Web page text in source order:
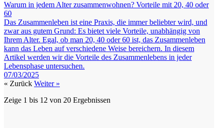
Warum in jedem Alter zusammenwohnen? Vorteile mit 20, 40 oder
60
Das Zusammenleben ist eine Praxis, die immer beliebter wird, und
zwar aus gutem Grund: Es bietet viele Vorteile, unabhängig von
Ihrem Alter. Egal, ob man 20, 40 oder 60 ist, das Zusammenleben
kann das Leben auf verschiedene Weise bereichern. In diesem
Artikel werden wir die Vorteile des Zusammenlebens in jeder
Lebensphase untersuchen.
07/03/2025
« Zurück Weiter »
Zeige 1 bis 12 von 20 Ergebnissen